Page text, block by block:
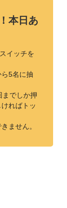
本日あ
イッチを
ら5名に抽
までしか押
ればトッ
ません。